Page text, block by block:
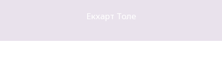
Екхарт Толе